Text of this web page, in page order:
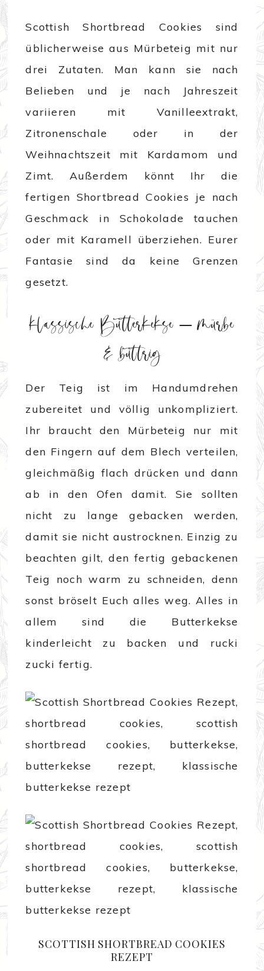
Scottish Shortbread Cookies sind
üblicherweise aus Mürbeteig mit nur
drei Zutaten. Man kann sie nach
Belieben und je nach Jahreszeit
variieren mit Vanilleextrakt,
Zitronenschale oder in der
Weihnachtszeit mit Kardamom und
Zimt. Außerdem könnt Ihr die
fertigen Shortbread Cookies je nach
Geschmack in Schokolade tauchen
oder mit Karamell überziehen. Eurer
Fantasie sind da keine Grenzen
gesetzt.
klassische Butterkekse – mürbe
& buttrig
Der Teig ist im Handumdrehen
zubereitet und völlig unkompliziert.
Ihr braucht den Mürbeteig nur mit
den Fingern auf dem Blech verteilen,
gleichmäßig flach drücken und dann
ab in den Ofen damit. Sie sollten
nicht zu lange gebacken werden,
damit sie nicht austrocknen. Einzig zu
beachten gilt, den fertig gebackenen
Teig noch warm zu schneiden, denn
sonst bröselt Euch alles weg. Alles in
allem sind die Butterkekse
kinderleicht zu backen und rucki
zucki fertig.
SCOTTISH SHORTBREAD COOKIES
REZEPT